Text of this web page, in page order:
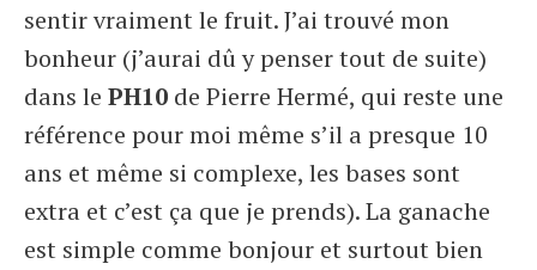
sentir vraiment le fruit. J’ai trouvé mon
bonheur (j’aurai dû y penser tout de suite)
dans le PH10 de Pierre Hermé, qui reste une
référence pour moi même s’il a presque 10
ans et même si complexe, les bases sont
extra et c’est ça que je prends). La ganache
est simple comme bonjour et surtout bien